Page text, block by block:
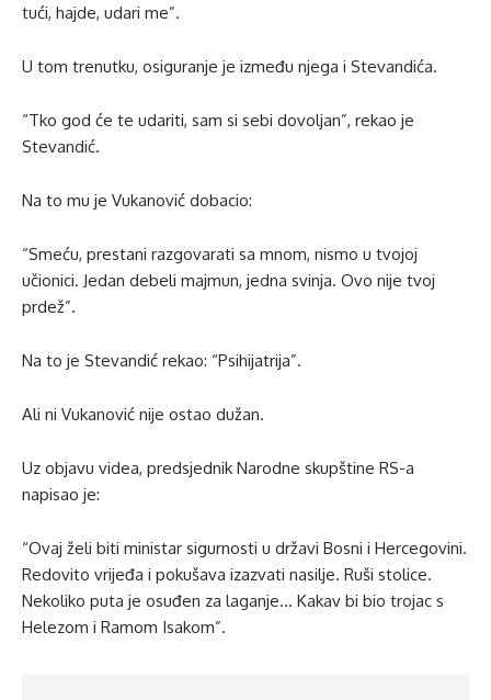
tući, hajde, udari me”.
U tom trenutku, osiguranje je između njega i Stevandića.
“Tko god će te udariti, sam si sebi dovoljan”, rekao je
Stevandić.
Na to mu je Vukanović dobacio:
“Smeću, prestani razgovarati sa mnom, nismo u tvojoj
učionici. Jedan debeli majmun, jedna svinja. Ovo nije tvoj
prdež”.
Na to je Stevandić rekao: “Psihijatrija”.
Ali ni Vukanović nije ostao dužan.
Uz objavu videa, predsjednik Narodne skupštine RS-a
napisao je:
“Ovaj želi biti ministar sigurnosti u državi Bosni i Hercegovini.
Redovito vrijeđa i pokušava izazvati nasilje. Ruši stolice.
Nekoliko puta je osuđen za laganje… Kakav bi bio trojac s
Helezom i Ramom Isakom”.